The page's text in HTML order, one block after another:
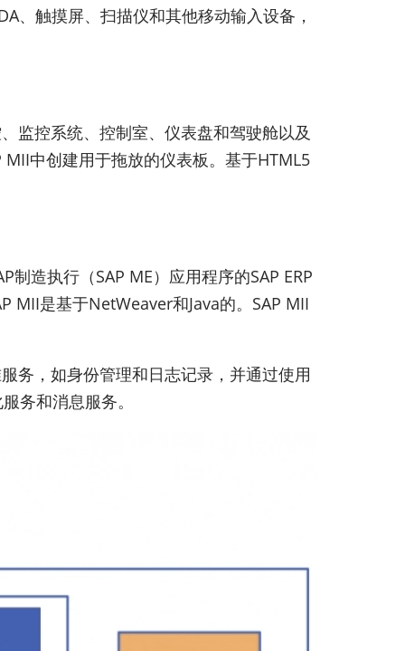
、触摸屏、扫描仪和其他移动输入设备，
监控系统、控制室、仪表盘和驾驶舱以及
MII中创建用于拖放的仪表板。基于HTML5
造执行（SAP ME）应用程序的SAP ERP
MII是基于NetWeaver和Java的。SAP MII
务，如身份管理和日志记录，并通过使用
务和消息服务。